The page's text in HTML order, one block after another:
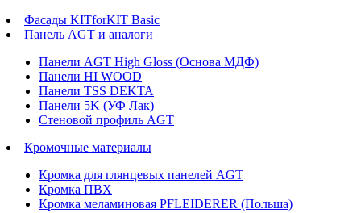
Фасады KITforKIT Basic
Панель AGT и аналоги
Панели AGT High Gloss (Основа МДФ)
Панели HI WOOD
Панели TSS DEKTA
Панели 5K (УФ Лак)
Стеновой профиль AGT
Кромочные материалы
Кромка для глянцевых панелей AGT
Кромка ПВХ
Кромка меламиновая PFLEIDERER (Польша)